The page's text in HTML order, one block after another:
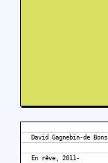
David Gagnebin-de Bons
En rêve, 2011-